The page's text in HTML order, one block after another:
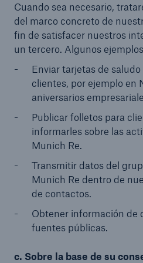
Cuando sea necesario,
del marco concreto de
fin de satisfacer nuestros
un tercero. Algunos
Enviar tarjetas de
clientes, por ejemplo en
aniversarios
Publicar folletos para
informarles sobre las
Munich Re.
Transmitir datos del
Munich Re dentro de
de contactos.
Obtener información de
fuentes públicas.
c. Sobre la base de su